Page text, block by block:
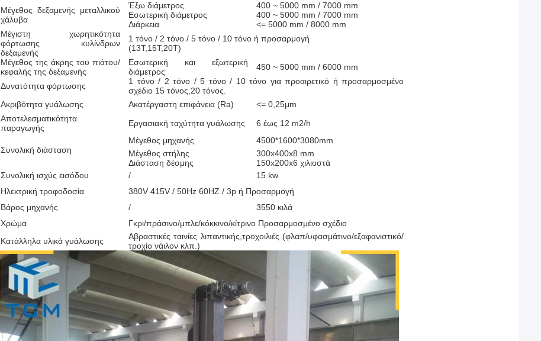
Μέγεθος δεξαμενής μεταλλικού
χάλυβα
Έξω διάμετρος
400 ~ 5000 mm / 7000 mm
Εσωτερική διάμετρος
400 ~ 5000 mm / 7000 mm
Διάρκεια
<= 5000 mm / 8000 mm
Μέγιστη χωρητικότητα
φόρτωσης κυλίνδρων
δεξαμενής
1 τόνο / 2 τόνο / 5 τόνο / 10 τόνο ή προσαρμογή
(13Τ,15Τ,20Τ)
Μέγεθος της άκρης του πιάτου/
κεφαλής της δεξαμενής
Εσωτερική και εξωτερική
διάμετρος
450 ~ 5000 mm / 6000 mm
Δυνατότητα φόρτωσης
1 τόνο / 2 τόνο / 5 τόνο / 10 τόνο για προαιρετικό ή προσαρμοσμένο
σχέδιο 15 τόνος,20 τόνος.
Ακριβότητα γυάλωσης
Ακατέργαστη επιφάνεια (Ra)
<= 0,25μm
Αποτελεσματικότητα
παραγωγής
Εργασιακή ταχύτητα γυάλωσης 6 έως 12 m2/h
Συνολική διάσταση
Μέγεθος μηχανής
4500*1600*3080mm
Μέγεθος στήλης
300x400x8 mm
Διάσταση δέσμης
150x200x6 χιλιοστά
Συνολική ισχύς εισόδου
/
15 kw
Ηλεκτρική τροφοδοσία
380V 415V / 50Hz 60HZ / 3p ή Προσαρμογή
Βάρος μηχανής
/
3550 κιλά
Χρώμα
Γκρι/πράσινο/μπλε/κόκκινο/κίτρινο Προσαρμοσμένο σχέδιο
Κατάλληλα υλικά γυάλωσης
Αβραστικές ταινίες λιπαντικής,τροχοιλιές (φλαπ/υφασμάτινο/εξαφανιστικό/
τροχίο νάιλον κλπ.)